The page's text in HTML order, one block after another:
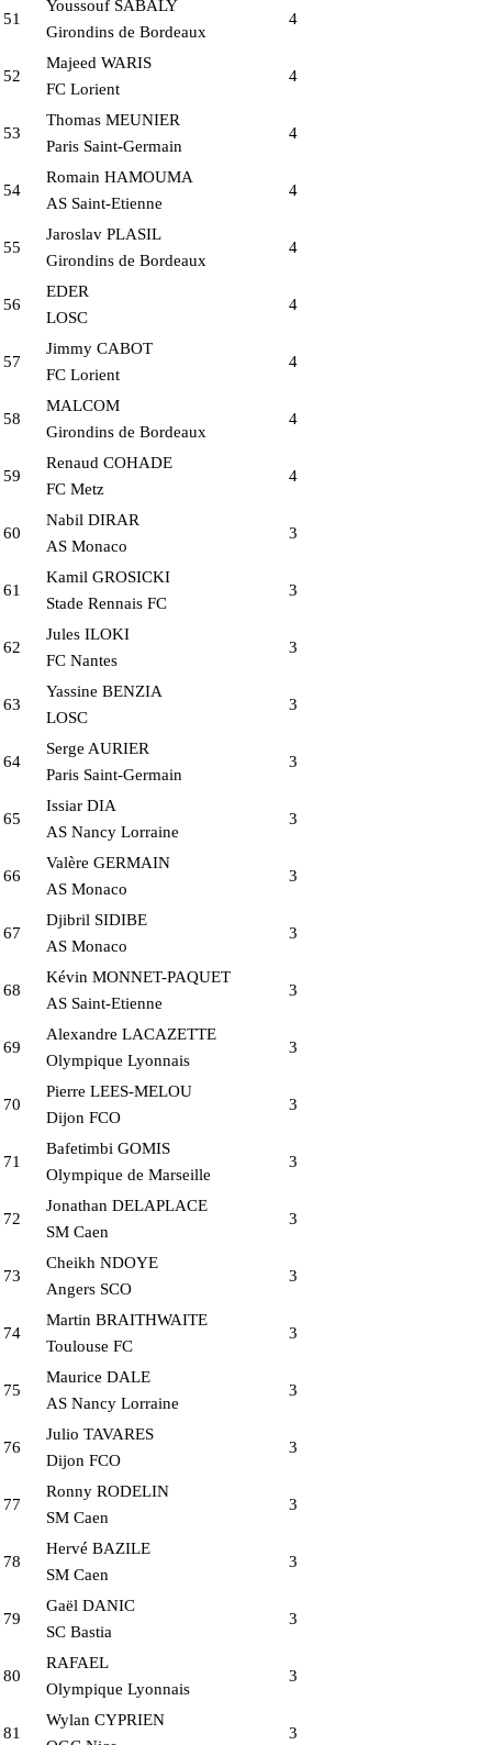
51
Youssouf SABALY
Girondins de Bordeaux
4
52
Majeed WARIS
FC Lorient
4
53
Thomas MEUNIER
Paris Saint-Germain
4
54
Romain HAMOUMA
AS Saint-Etienne
4
55
Jaroslav PLASIL
Girondins de Bordeaux
4
56
EDER
LOSC
4
57
Jimmy CABOT
FC Lorient
4
58
MALCOM
Girondins de Bordeaux
4
59
Renaud COHADE
FC Metz
4
60
Nabil DIRAR
AS Monaco
3
61
Kamil GROSICKI
Stade Rennais FC
3
62
Jules ILOKI
FC Nantes
3
63
Yassine BENZIA
LOSC
3
64
Serge AURIER
Paris Saint-Germain
3
65
Issiar DIA
AS Nancy Lorraine
3
66
Valère GERMAIN
AS Monaco
3
67
Djibril SIDIBE
AS Monaco
3
68
Kévin MONNET-PAQUET
AS Saint-Etienne
3
69
Alexandre LACAZETTE
Olympique Lyonnais
3
70
Pierre LEES-MELOU
Dijon FCO
3
71
Bafetimbi GOMIS
Olympique de Marseille
3
72
Jonathan DELAPLACE
SM Caen
3
73
Cheikh NDOYE
Angers SCO
3
74
Martin BRAITHWAITE
Toulouse FC
3
75
Maurice DALE
AS Nancy Lorraine
3
76
Julio TAVARES
Dijon FCO
3
77
Ronny RODELIN
SM Caen
3
78
Hervé BAZILE
SM Caen
3
79
Gaël DANIC
SC Bastia
3
80
RAFAEL
Olympique Lyonnais
3
81
Wylan CYPRIEN
3